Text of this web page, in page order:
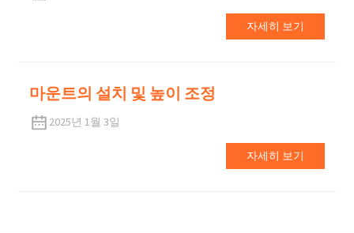
자세히 보기
마운트의 설치 및 높이 조정
2025년 1월 3일
자세히 보기